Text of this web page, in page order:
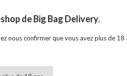
de Big Bag Delivery.
nous confirmer que vous avez plus de 18